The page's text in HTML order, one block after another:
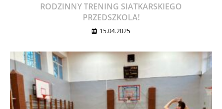
RODZINNY TRENING SIATKARSKIEGO
PRZEDSZKOLA!
15.04.2025